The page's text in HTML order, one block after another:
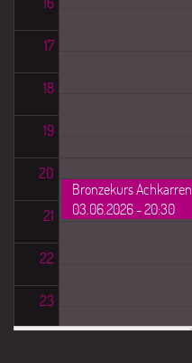
17
18
19
20
21
22
23
Bronzekurs Achkarren
03.06.2026 - 20:30